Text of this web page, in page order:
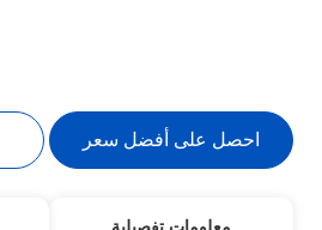
احصل على أفضل سعر